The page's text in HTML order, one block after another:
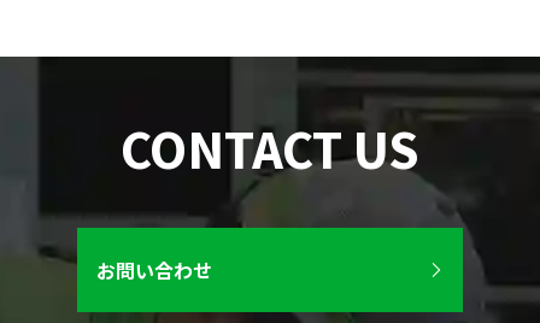
CONTACT US
お問い合わせ